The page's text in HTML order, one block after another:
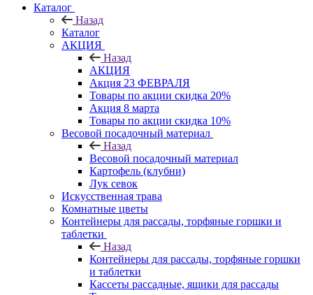
Каталог
Назад
Каталог
АКЦИЯ
Назад
АКЦИЯ
Акция 23 ФЕВРАЛЯ
Товары по акции скидка 20%
Акция 8 марта
Товары по акции скидка 10%
Весовой посадочный материал
Назад
Весовой посадочный материал
Картофель (клубни)
Лук севок
Искусственная трава
Комнатные цветы
Контейнеры для рассады, торфяные горшки и
таблетки
Назад
Контейнеры для рассады, торфяные горшки
и таблетки
Кассеты рассадные, ящики для рассады